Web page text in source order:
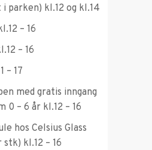
parken) kl.12 og kl.14
– 16
– 16
– 17
med gratis inngang
0 – 6 år kl.12 – 16
hos Celsius Glass
kl.12 – 16